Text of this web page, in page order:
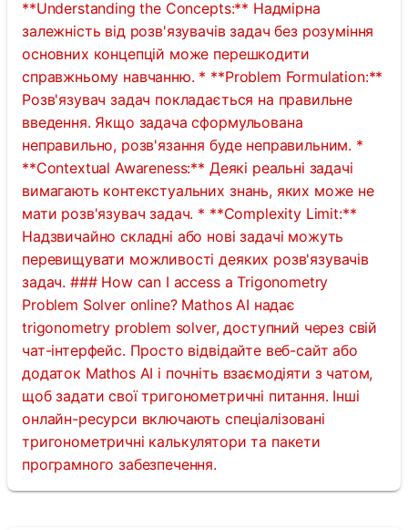
Поки
немає
своє
перше
**Understanding the Concepts:** Надмірна
залежність від розв'язувачів задач без розуміння
основних концепцій може перешкодити
справжньому навчанню. * **Problem Formulation:**
Розв'язувач задач покладається на правильне
введення. Якщо задача сформульована
неправильно, розв'язання буде неправильним. *
**Contextual Awareness:** Деякі реальні задачі
вимагають контекстуальних знань, яких може не
мати розв'язувач задач. * **Complexity Limit:**
Надзвичайно складні або нові задачі можуть
перевищувати можливості деяких розв'язувачів
задач. ### How can I access a Trigonometry
Problem Solver online? Mathos AI надає
trigonometry problem solver, доступний через свій
чат-інтерфейс. Просто відвідайте веб-сайт або
додаток Mathos AI і почніть взаємодіяти з чатом,
щоб задати свої тригонометричні питання. Інші
онлайн-ресурси включають спеціалізовані
тригонометричні калькулятори та пакети
програмного забезпечення.